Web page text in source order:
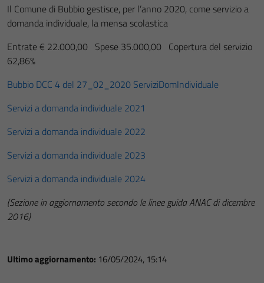
Il Comune di Bubbio gestisce, per l’anno 2020, come servizio a
domanda individuale, la mensa scolastica
Entrate € 22.000,00 Spese 35.000,00 Copertura del servizio
62,86%
Bubbio DCC 4 del 27_02_2020 ServiziDomIndividuale
Servizi a domanda individuale 2021
Servizi a domanda individuale 2022
Servizi a domanda individuale 2023
Servizi a domanda individuale 2024
(Sezione in aggiornamento secondo le linee guida ANAC di dicembre
2016)
Ultimo aggiornamento: 16/05/2024, 15:14